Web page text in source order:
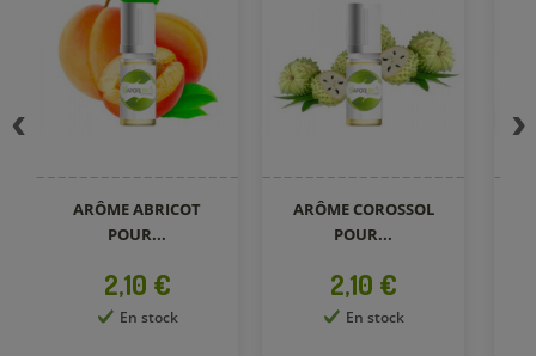
ARÔME ABRICOT
POUR...
Prix
2,10 €
En stock
ARÔME COROSSOL
POUR...
Prix
2,10 €
En stock